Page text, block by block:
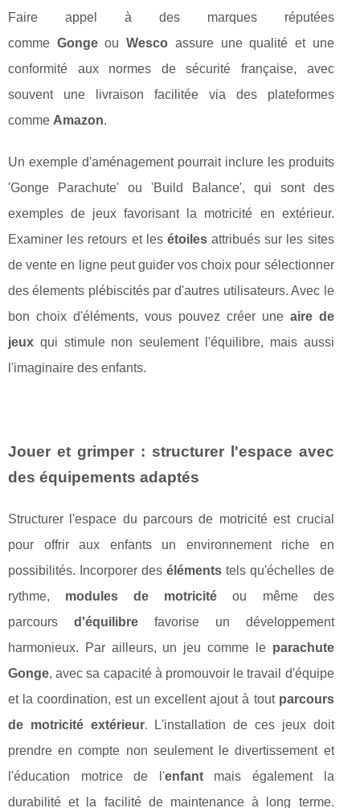
Faire appel à des marques réputées
comme GongeouWesco assure une qualité et une
conformité aux normes de sécurité française, avec
souvent une livraison facilitée via des plateformes
comme Amazon.
Un exemple d'aménagement pourrait inclure les produits
'Gonge Parachute' ou 'Build Balance', qui sont des
exemples de jeux favorisant la motricité en extérieur.
Examiner les retours et les étoilesattribués sur les sites
de vente en ligne peut guider vos choix pour sélectionner
des élements plébiscités par d'autres utilisateurs. Avec le
bon choix d'éléments, vous pouvez créer une aire de
jeux qui stimule non seulement l'équilibre, mais aussi
l'imaginaire des enfants.
Jouer et grimper : structurer l'espace avec
des équipements adaptés
Structurer l'espace du parcours de motricité est crucial
pour offrir aux enfants un environnement riche en
possibilités. Incorporer deséléments tels qu'échelles de
rythme, modules de motricité ou même des
parcours d'équilibrefavorise un développement
harmonieux. Par ailleurs, un jeu comme le parachute
Gonge, avec sa capacité à promouvoir le travail d'équipe
et la coordination, est un excellent ajout à tout parcours
de motricité extérieur. L'installation de ces jeux doit
prendre en compte non seulement le divertissement et
l'éducation motrice de l'enfantmais également la
durabilité et la facilité de maintenance à long terme.